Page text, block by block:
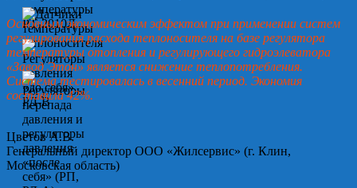
Основным экономическим эффектом при применении систем
регулирования расхода теплоносителя на базе регулятора
температуры отопления и регулирующего гидроэлеватора
«Завод Этон» является снижение теплопотребления.
Система тестировалась в весенний период. Экономия
составила 42%.
Цветов А.В.
Генеральный директор ООО «Жилсервис» (г. Клин,
Московская область)